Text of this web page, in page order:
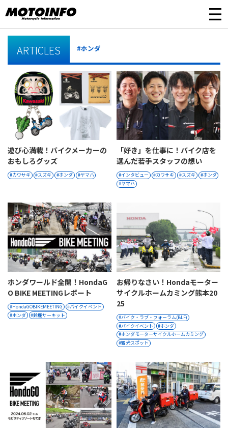
ARTICLES #ホンダ
遊び心満載！バイクメーカーの
おもしろグッズ
カワサキ スズキ ホンダ ヤマハ
「好き」を仕事に！バイク店を
選んだ若手スタッフの想い
インタビュー カワサキ スズキ
ホンダ
ヤマハ
ホンダワールド全開！HondaG
O BIKE MEETINGレポート
HondaGOBIKEMEETING
バイクイベント
ホンダ
鈴鹿サーキット
お帰りなさい！Hondaモーター
サイクルホームカミング熊本20
25
バイク・ラブ・フォーラム(BLF)
バイクイベント
ホンダ
ホンダモーターサイクルホームカミング
観光スポット